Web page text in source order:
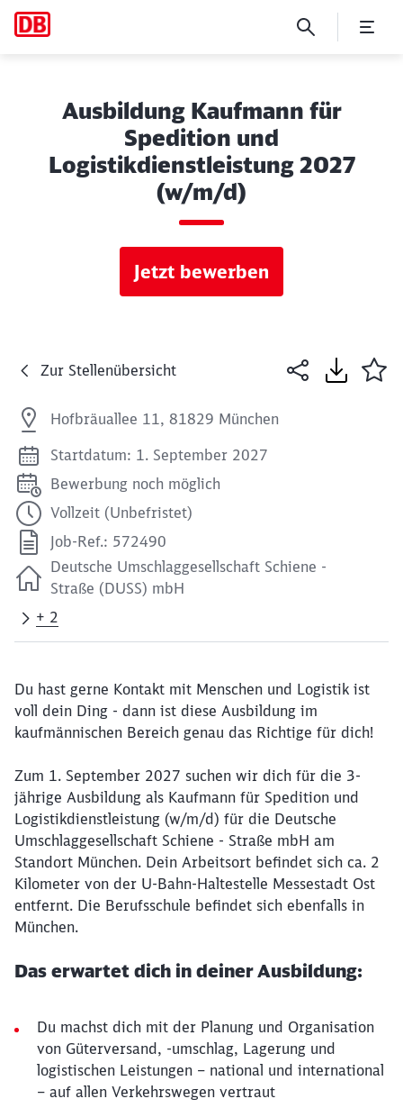
Ausbildung Kaufmann für
Spedition und
Logistikdienstleistung 2027
(w/m/d)
Jetzt bewerben
Zur Stellenübersicht
Hofbräuallee 11, 81829 München
Startdatum: 1. September 2027
Bewerbung noch möglich
Vollzeit (Unbefristet)
Job-Ref.: 572490
Deutsche Umschlaggesellschaft Schiene -
Straße (DUSS) mbH
+ 2
Du hast gerne Kontakt mit Menschen und Logistik ist
voll dein Ding - dann ist diese Ausbildung im
kaufmännischen Bereich genau das Richtige für dich!
Zum 1. September 2027 suchen wir dich für die 3-
jährige Ausbildung als Kaufmann für Spedition und
Logistikdienstleistung (w/m/d) für die Deutsche
Umschlaggesellschaft Schiene - Straße mbH am
Standort München. Dein Arbeitsort befindet sich ca. 2
Kilometer von der U-Bahn-Haltestelle Messestadt Ost
entfernt. Die Berufsschule befindet sich ebenfalls in
München.
Das erwartet dich in deiner Ausbildung:
Du machst dich mit der Planung und Organisation
von Güterversand, -umschlag, Lagerung und
logistischen Leistungen – national und international
– auf allen Verkehrswegen vertraut